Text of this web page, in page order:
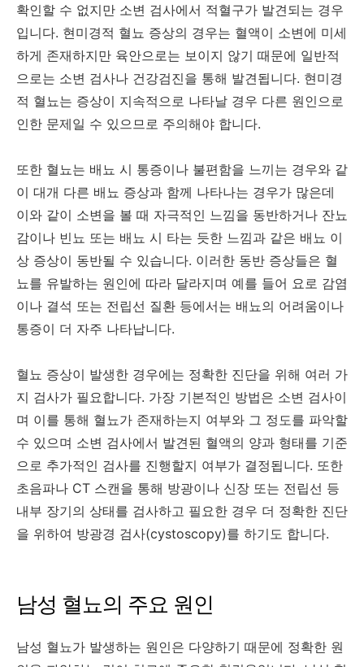
확인할 수 없지만 소변 검사에서 적혈구가 발견되는 경우
입니다. 현미경적 혈뇨 증상의 경우는 혈액이 소변에 미세
하게 존재하지만 육안으로는 보이지 않기 때문에 일반적
으로는 소변 검사나 건강검진을 통해 발견됩니다. 현미경
적 혈뇨는 증상이 지속적으로 나타날 경우 다른 원인으로
인한 문제일 수 있으므로 주의해야 합니다.
또한 혈뇨는 배뇨 시 통증이나 불편함을 느끼는 경우와 같
이 대개 다른 배뇨 증상과 함께 나타나는 경우가 많은데
이와 같이 소변을 볼 때 자극적인 느낌을 동반하거나 잔뇨
감이나 빈뇨 또는 배뇨 시 타는 듯한 느낌과 같은 배뇨 이
상 증상이 동반될 수 있습니다. 이러한 동반 증상들은 혈
뇨를 유발하는 원인에 따라 달라지며 예를 들어 요로 감염
이나 결석 또는 전립선 질환 등에서는 배뇨의 어려움이나
통증이 더 자주 나타납니다.
혈뇨 증상이 발생한 경우에는 정확한 진단을 위해 여러 가
지 검사가 필요합니다. 가장 기본적인 방법은 소변 검사이
며 이를 통해 혈뇨가 존재하는지 여부와 그 정도를 파악할
수 있으며 소변 검사에서 발견된 혈액의 양과 형태를 기준
으로 추가적인 검사를 진행할지 여부가 결정됩니다. 또한
초음파나 CT 스캔을 통해 방광이나 신장 또는 전립선 등
내부 장기의 상태를 검사하고 필요한 경우 더 정확한 진단
을 위하여 방광경 검사(cystoscopy)를 하기도 합니다.
남성 혈뇨의 주요 원인
남성 혈뇨가 발생하는 원인은 다양하기 때문에 정확한 원